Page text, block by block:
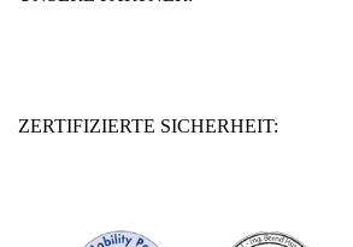
ZERTIFIZIERTE SICHERHEIT: